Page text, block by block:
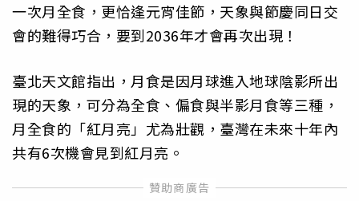
一次月全食，更恰逢元宵佳節，天象與節慶同日交
會的難得巧合，要到2036年才會再次出現！
臺北天文館指出，月食是因月球進入地球陰影所出
現的天象，可分為全食、偏食與半影月食等三種，
月全食的「紅月亮」尤為壯觀，臺灣在未來十年內
共有6次機會見到紅月亮。